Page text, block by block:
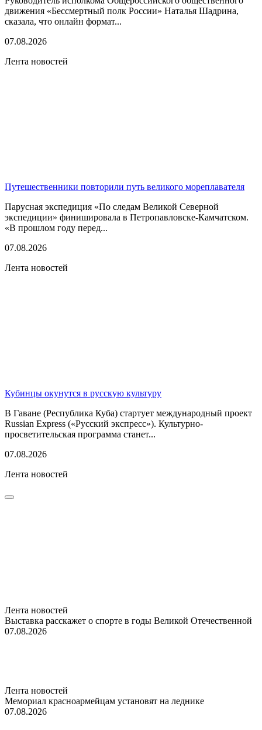
движения «Бессмертный полк России» Наталья Шадрина,
сказала, что онлайн формат...
07.08.2026
Лента новостей
Путешественники повторили путь великого мореплавателя
Парусная экспедиция «По следам Великой Северной
экспедиции» финишировала в Петропавловске-Камчатском.
«В прошлом году перед...
07.08.2026
Лента новостей
Кубинцы окунутся в русскую культуру
В Гаване (Республика Куба) стартует международный проект
Russian Express («Русский экспресс»). Культурно-
просветительская программа станет...
07.08.2026
Лента новостей
Лента новостей
Выставка расскажет о спорте в годы Великой Отечественной
07.08.2026
Лента новостей
Мемориал красноармейцам установят на леднике
07.08.2026